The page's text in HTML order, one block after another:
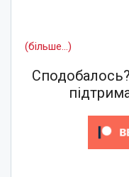
(більше…)